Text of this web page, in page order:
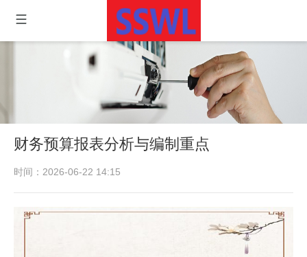
财务预算报表分析与编制重点
时间：2026-06-22 14:15